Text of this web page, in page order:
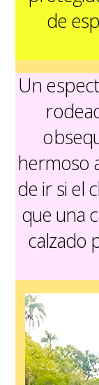
de
Un
hermoso
de ir si el
que una
calzado